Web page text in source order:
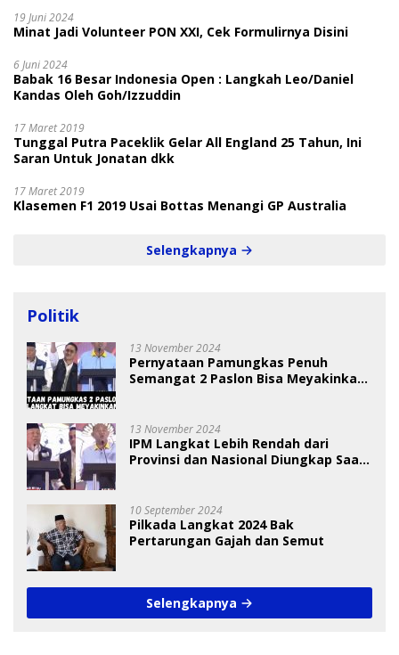
19 Juni 2024
Minat Jadi Volunteer PON XXI, Cek Formulirnya Disini
6 Juni 2024
Babak 16 Besar Indonesia Open : Langkah Leo/Daniel
Kandas Oleh Goh/Izzuddin
17 Maret 2019
Tunggal Putra Paceklik Gelar All England 25 Tahun, Ini
Saran Untuk Jonatan dkk
17 Maret 2019
Klasemen F1 2019 Usai Bottas Menangi GP Australia
Selengkapnya
Politik
13 November 2024
Pernyataan Pamungkas Penuh
Semangat 2 Paslon Bisa Meyakinkan
13 November 2024
IPM Langkat Lebih Rendah dari
Provinsi dan Nasional Diungkap Saat
10 September 2024
Pilkada Langkat 2024 Bak
Pertarungan Gajah dan Semut
Selengkapnya